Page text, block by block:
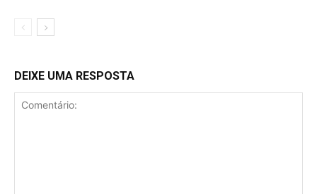
DEIXE UMA RESPOSTA